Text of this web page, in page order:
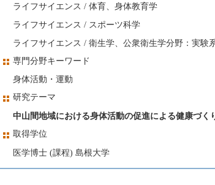
ライフサイエンス / 体育、身体教育学
ライフサイエンス / スポーツ科学
ライフサイエンス / 衛生学、公衆衛生学分野：実験
専門分野キーワード
身体活動・運動
研究テーマ
中山間地域における身体活動の促進による健康づく
取得学位
医学博士 (課程) 島根大学